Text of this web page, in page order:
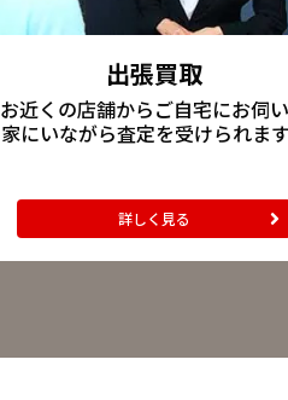
出張買取
お近くの店舗からご自宅にお伺い
家にいながら査定を受けられます
詳しく見る